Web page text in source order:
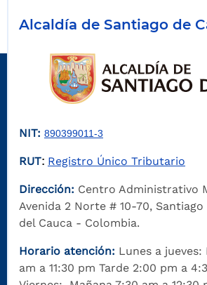
Alcaldía de Santiago de
NIT: 890399011-3
RUT: Registro Único Tributario
Dirección: Centro Administrativo
Avenida 2 Norte # 10-70,
del Cauca - Colombia.
Horario atención: Lunes a
am a 11:30 pm Tarde 2:00 pm a